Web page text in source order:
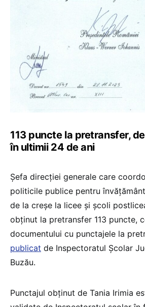
113 puncte la pretransfer,
în ultimii 24 de ani
Șefa direcției generale care
politicile publice pentru
de la creșe la licee și școli
obținut la pretransfer 113 puncte,
documentului cu punctajele la
publicat de Inspectoratul Școlar
Buzău.
Punctajul obținut de Tania Irimia